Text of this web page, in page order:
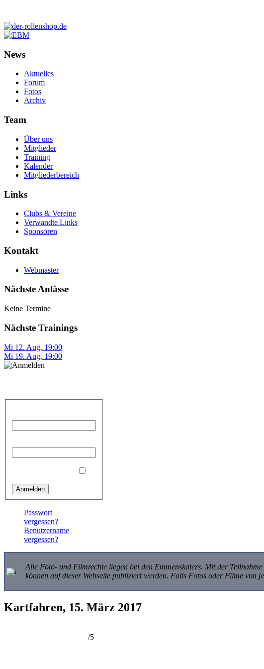
News
Aktuelles
Forum
Fotos
Archiv
Team
Über uns
Mitglieder
Training
Kalender
Mitgliederbereich
Links
Clubs & Vereine
Verwandte Links
Sponsoren
Kontakt
Webmaster
Nächste Anlässe
Keine Termine
Nächste Trainings
Mi 12. Aug, 19:00
Mi 19. Aug, 19:00
Passwort
vergessen?
Benutzername
vergessen?
Alle Foto- und Filmrechte liegen bei den Emmenskaters. Mit der
können auf dieser Webseite publiziert werden. Falls Fotos oder Filme von
Kartfahren, 15. März 2017
/5